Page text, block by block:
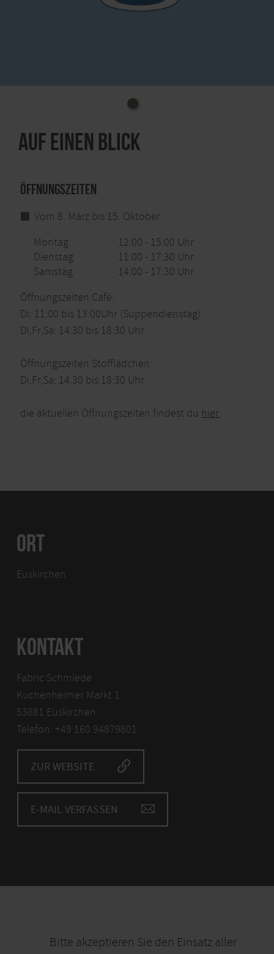
Auf einen Blick
Öffnungszeiten
Vom 8. März bis 15. Oktober
Montag
12:00 - 15:00 Uhr
Dienstag
11:00 - 17:30 Uhr
Samstag
14:00 - 17:30 Uhr
Öffnungszeiten Café:
Di: 11:00 bis 13:00Uhr (Suppendienstag)
Di,Fr,Sa: 14:30 bis 18:30 Uhr
Öffnungszeiten Stofflädchen:
Di,Fr,Sa: 14:30 bis 18:30 Uhr
die aktuellen Öffnungszeiten findest du hier.
ORT
Euskirchen
KONTAKT
Fabric Schmiede
Kuchenheimer Markt 1
53881 Euskirchen
Telefon: +49 160 94879801
ZUR WEBSITE
E-MAIL VERFASSEN
Bitte akzeptieren Sie den Einsatz aller